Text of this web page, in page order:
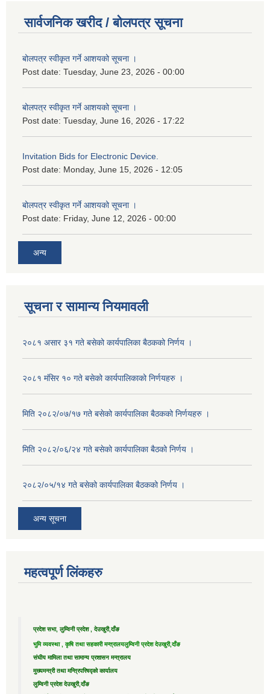
सार्वजनिक खरीद / बोलपत्र सूचना
बोलपत्र स्वीकृत गर्ने आशयको सूचना ।
Post date: Tuesday, June 23, 2026 - 00:00
बोलपत्र स्वीकृत गर्ने आशयको सूचना ।
Post date: Tuesday, June 16, 2026 - 17:22
Invitation Bids for Electronic Device.
Post date: Monday, June 15, 2026 - 12:05
बोलपत्र स्वीकृत गर्ने आशयको सूचना ।
Post date: Friday, June 12, 2026 - 00:00
अन्य
सूचना र सामान्य नियमावली
२०८१ असार ३१ गते बसेको कार्यपालिका बैठकको निर्णय ।
२०८१ मंसिर १० गते बसेको कार्यपालिकाको निर्णयहरु ।
मिति २०८२/०७/१७ गते बसेको कार्यपालिका बैठकको निर्णयहरु ।
मिति २०८२/०६/२४ गते बसेको कार्यपालिका बैठको निर्णय ।
२०८२/०५/१४ गते बसेको कार्यपालिका बैठकको निर्णय ।
अन्य सूचना
महत्वपूर्ण लिंकहरु
प्रदेश सभा, लुम्विनी प्रदेश , देउखुरी,दाँङ
भुमि व्यवस्था , कृषि तथा सहकारी मन्त्रालयलुम्विनी प्रदेश देउखुरी,दाँङ
संघीय मामिला तथा सामान्य प्रशासन मन्त्रालय
मुख्यमन्त्री तथा मन्त्रिपरिषद्को कार्यालय
लुम्विनी प्रदेश देउखुरी,दाँङ